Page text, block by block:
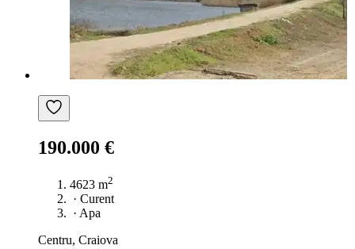
190.000 €
4623 m2
· Curent
· Apa
Centru, Craiova